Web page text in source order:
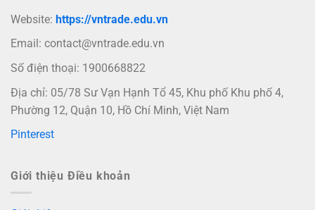
Website: https://vntrade.edu.vn
Email: contact@vntrade.edu.vn
Số điện thoại: 1900668822
Địa chỉ: 05/78 Sư Vạn Hạnh Tổ 45, Khu phố Khu phố 4,
Phường 12, Quận 10, Hồ Chí Minh, Việt Nam
Pinterest
Giới thiệu Điều khoản